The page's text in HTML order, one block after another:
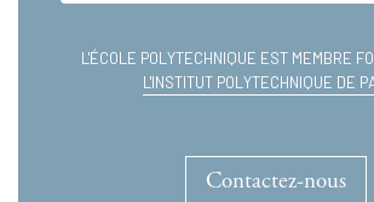
L'ÉCOLE POLYTECHNIQUE EST MEMBRE
L'INSTITUT POLYTECHNIQUE DE
Contactez-nous